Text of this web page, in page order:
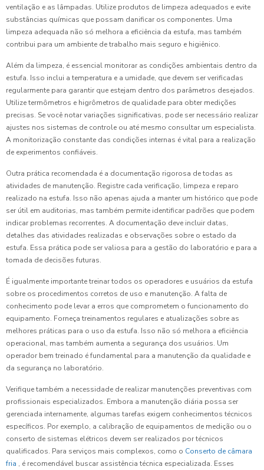
ventilação e as lâmpadas. Utilize produtos de limpeza adequados e evite
substâncias químicas que possam danificar os componentes. Uma
limpeza adequada não só melhora a eficiência da estufa, mas também
contribui para um ambiente de trabalho mais seguro e higiênico.
Além da limpeza, é essencial monitorar as condições ambientais dentro da
estufa. Isso inclui a temperatura e a umidade, que devem ser verificadas
regularmente para garantir que estejam dentro dos parâmetros desejados.
Utilize termômetros e higrômetros de qualidade para obter medições
precisas. Se você notar variações significativas, pode ser necessário realizar
ajustes nos sistemas de controle ou até mesmo consultar um especialista.
A monitorização constante das condições internas é vital para a realização
de experimentos confiáveis.
Outra prática recomendada é a documentação rigorosa de todas as
atividades de manutenção. Registre cada verificação, limpeza e reparo
realizado na estufa. Isso não apenas ajuda a manter um histórico que pode
ser útil em auditorias, mas também permite identificar padrões que podem
indicar problemas recorrentes. A documentação deve incluir datas,
detalhes das atividades realizadas e observações sobre o estado da
estufa. Essa prática pode ser valiosa para a gestão do laboratório e para a
tomada de decisões futuras.
É igualmente importante treinar todos os operadores e usuários da estufa
sobre os procedimentos corretos de uso e manutenção. A falta de
conhecimento pode levar a erros que comprometem o funcionamento do
equipamento. Forneça treinamentos regulares e atualizações sobre as
melhores práticas para o uso da estufa. Isso não só melhora a eficiência
operacional, mas também aumenta a segurança dos usuários. Um
operador bem treinado é fundamental para a manutenção da qualidade e
da segurança no laboratório.
Verifique também a necessidade de realizar manutenções preventivas com
profissionais especializados. Embora a manutenção diária possa ser
gerenciada internamente, algumas tarefas exigem conhecimentos técnicos
específicos. Por exemplo, a calibração de equipamentos de medição ou o
conserto de sistemas elétricos devem ser realizados por técnicos
qualificados. Para serviços mais complexos, como o Conserto de câmara
fria , é recomendável buscar assistência técnica especializada. Esses